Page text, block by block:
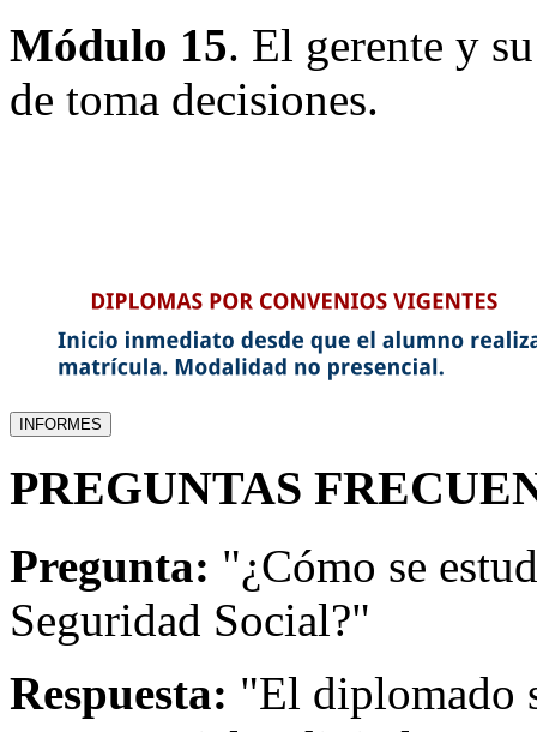
Módulo 15. El gerente y
de toma decisiones.
PREGUNTAS
Pregunta: "¿Cómo se
Seguridad Social?"
Respuesta: "El diplomado